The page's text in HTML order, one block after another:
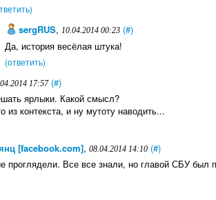
sergRUS,10.04.2014 00:23 (#)
Да, история весёлая штука!
(ответить)
17:57 (#)
ярлыки. Какой смысл?
из контекста, и ну мутоту наводить...
[facebook.com], 08.04.2014 14:10 (#)
проглядели. Все все знали, но главой СБУ был